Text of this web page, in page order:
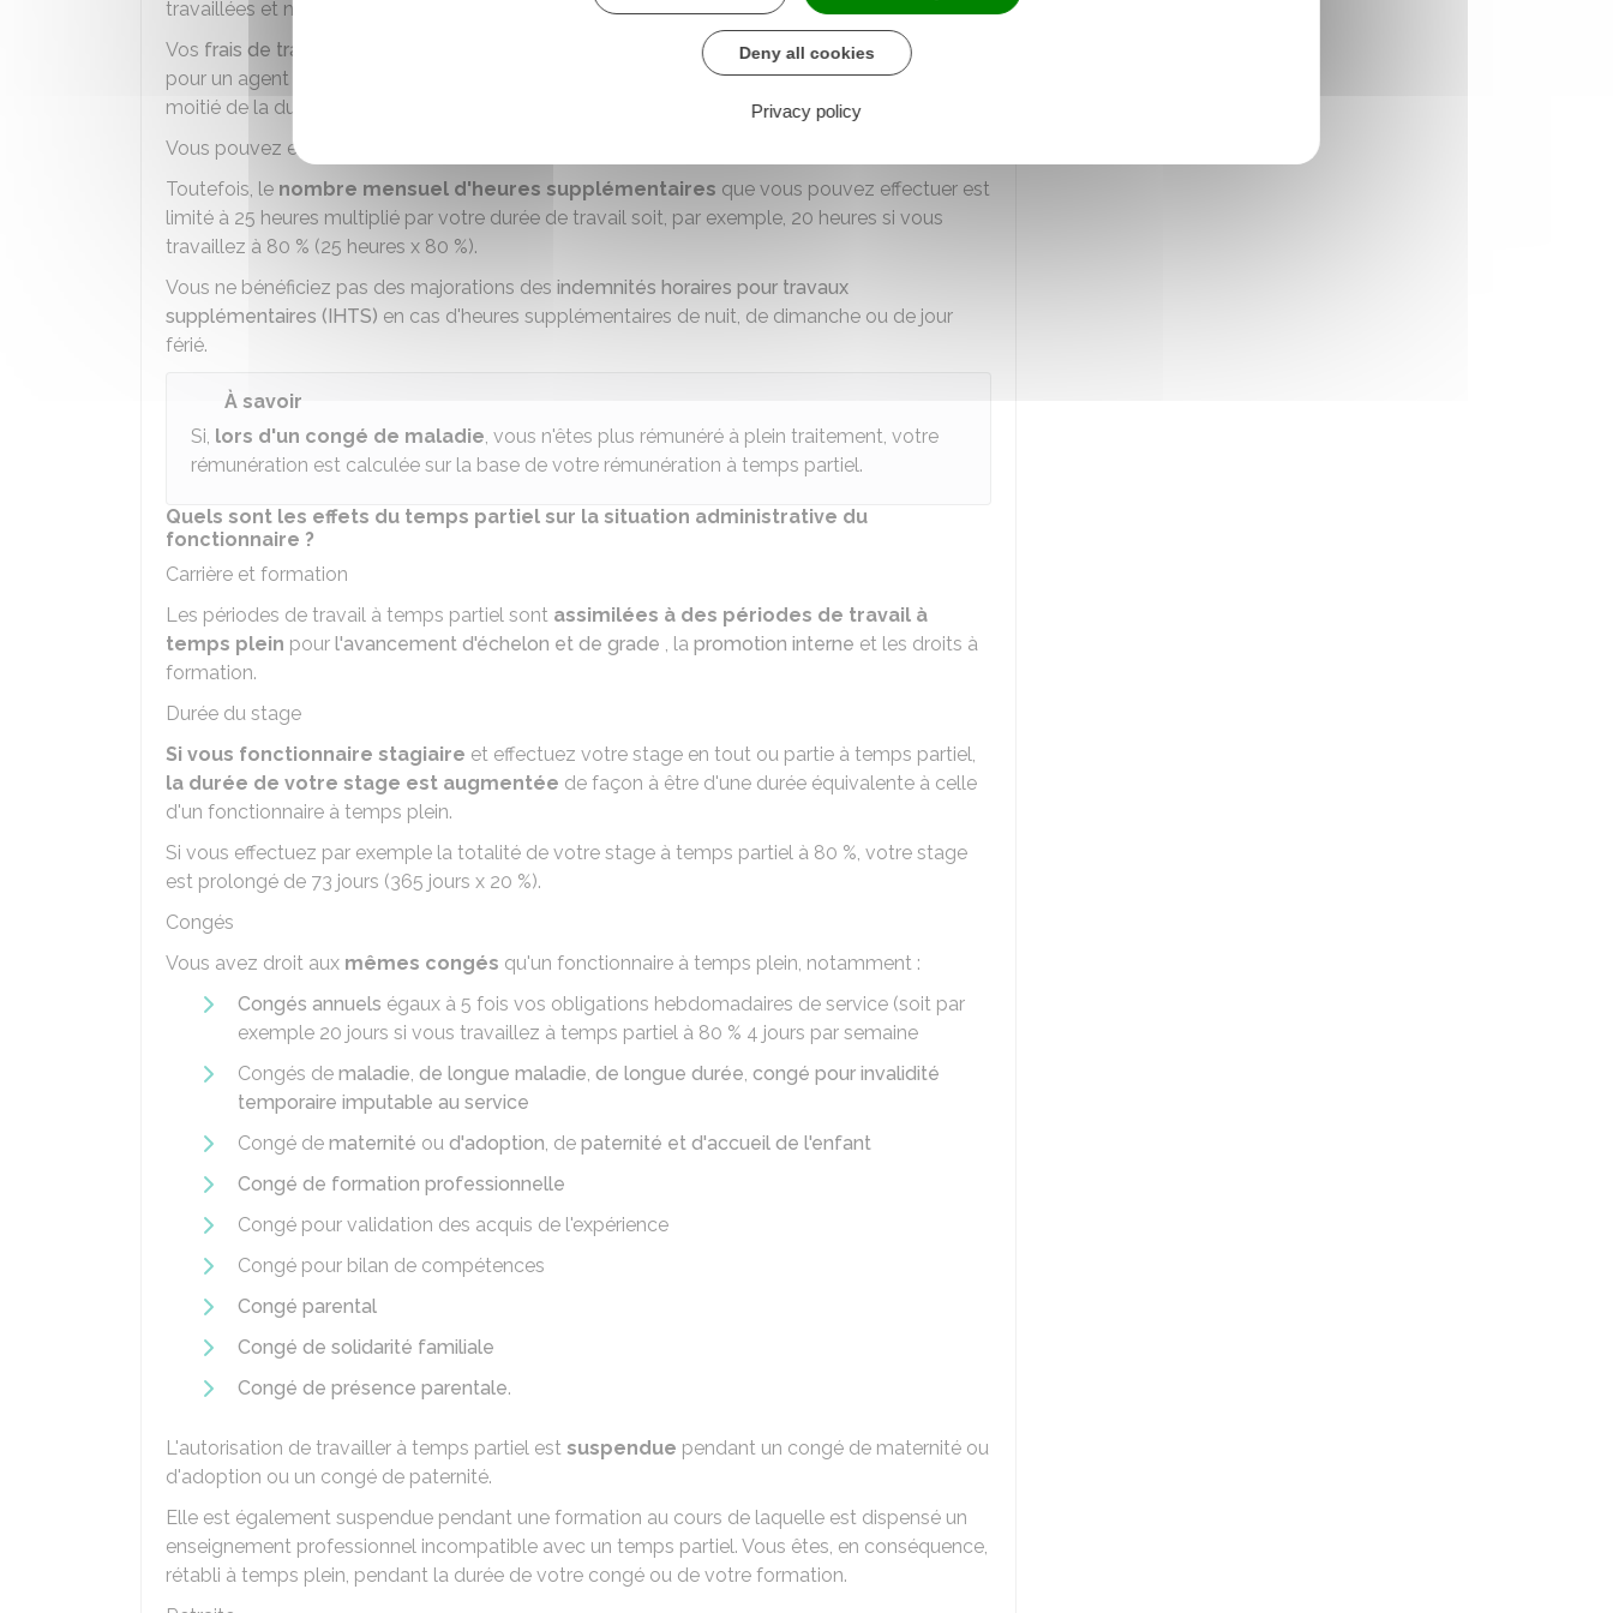
travaillées et non travaillées.
Vos frais de transport domicile - travail
sont pris en charge dans les mêmes conditions que
pour un agent à temps plein si votre durée de travail à temps partiel est au moins égale à la
moitié de la durée légale ou réglementaire de travail.
Vous pouvez effectuer des
Toutefois, le nombre mensuel d'heures supplémentaires que vous pouvez effectuer est
limité à 25 heures multiplié par votre durée de travail soit, par exemple, 20 heures si vous
travaillez à 80 % (25 heures x 80 %).
Vous ne bénéficiez pas des majorations des indemnités horaires pour travaux
supplémentaires (IHTS) en cas d'heures supplémentaires de nuit, de dimanche ou de jour
férié.
À savoir
Si, lors d'un congé de maladie, vous n'êtes plus rémunéré à plein traitement, votre
rémunération est calculée sur la base de votre rémunération à temps partiel.
Quels sont les effets du temps partiel sur la situation administrative du
fonctionnaire ?
Carrière et formation
Les périodes de travail à temps partiel sont assimilées à des périodes de travail à
temps plein pour l'avancement d'échelon et de grade , la promotion interne et les droits à
formation.
Durée du stage
Si vous fonctionnaire stagiaire et effectuez votre stage en tout ou partie à temps partiel,
la durée de votre stage est augmentée de façon à être d'une durée équivalente à celle
d'un fonctionnaire à temps plein.
Si vous effectuez par exemple la totalité de votre stage à temps partiel à 80 %, votre stage
est prolongé de 73 jours (365 jours x 20 %).
Congés
Vous avez droit aux mêmes congés qu'un fonctionnaire à temps plein, notamment :
Congés annuels égaux à 5 fois vos obligations hebdomadaires de service (soit par
exemple 20 jours si vous travaillez à temps partiel à 80 % 4 jours par semaine
Congés de maladie, de longue maladie, de longue durée, congé pour invalidité
temporaire imputable au service
Congé de maternité ou d'adoption, de paternité et d'accueil de l'enfant
Congé de formation professionnelle
Congé pour validation des acquis de l'expérience
Congé pour bilan de compétences
Congé parental
Congé de solidarité familiale
Congé de présence parentale.
L'autorisation de travailler à temps partiel est suspendue pendant un congé de maternité ou
d'adoption ou un congé de paternité.
Elle est également suspendue pendant une formation au cours de laquelle est dispensé un
enseignement professionnel incompatible avec un temps partiel. Vous êtes, en conséquence,
rétabli à temps plein, pendant la durée de votre congé ou de votre formation.
Deny all cookies
Privacy policy